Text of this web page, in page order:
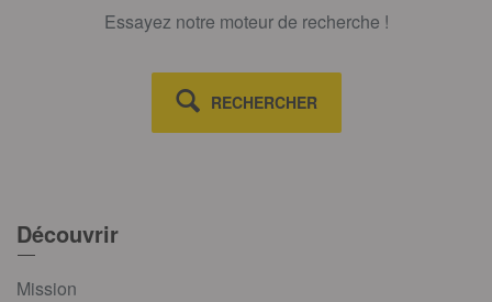
Essayez notre moteur de recherche !
RECHERCHER
Découvrir
Mission